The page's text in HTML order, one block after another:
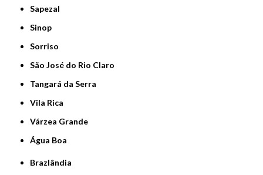
Sapezal
Sinop
Sorriso
São José do Rio Claro
Tangará da Serra
Vila Rica
Várzea Grande
Água Boa
Brazlândia